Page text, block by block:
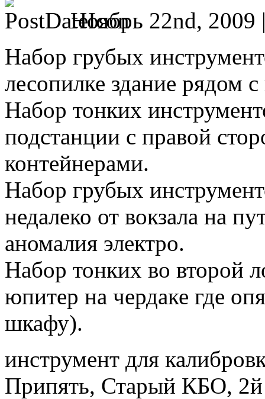
Ноябрь 22nd, 2009
Набор грубых
лесопилке здание рядом
Набор тонких
подстанции с правой
контейнерами.
Набор грубых
недалеко от вокзала на
аномалия электро.
Набор тонких во второй
юпитер на чердаке где
шкафу).
инструмент для
Припять, Старый КБО, 2й